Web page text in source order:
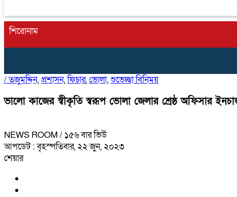
শিরোনাম
/তজুমদ্দিন,প্রশাসন,ফিচার,ভোলা,শুভেচ্ছা বিনিময়
ভালো কাজের স্বীকৃতি স্বরূপ ভোলা জেলার শ্রেষ্ঠ অফিসার
NEWS ROOM / ১৫৬ বার ভিউ
আপডেট : বৃহস্পতিবার, ২২ জুন, ২০২৩
শেয়ার